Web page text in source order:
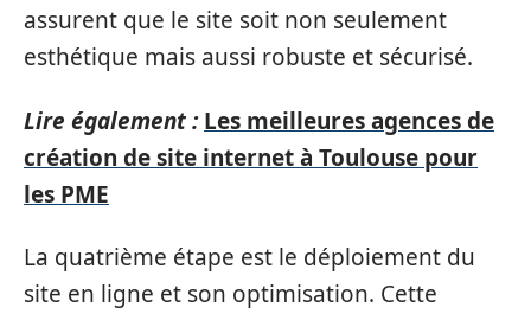
assurent que le site soit non seulement
esthétique mais aussi robuste et sécurisé.
Lire également : Les meilleures agences de
création de site internet à Toulouse pour
les PME
La quatrième étape est le déploiement du
site en ligne et son optimisation. Cette